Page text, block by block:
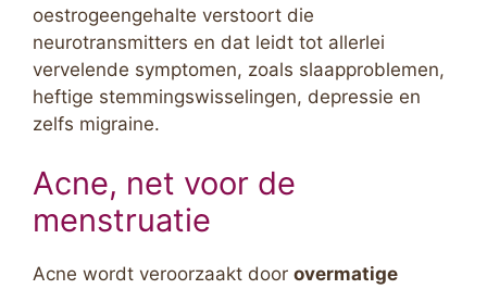
oestrogeengehalte verstoort die
neurotransmitters en dat leidt tot allerlei
vervelende symptomen, zoals slaapproblemen,
heftige stemmingswisselingen, depressie en
zelfs migraine.
Acne, net voor de
menstruatie
Acne wordt veroorzaakt door overmatige